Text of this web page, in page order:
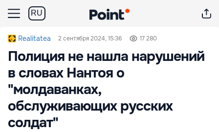
RU
Realitatea 2 сентября 2024, 15:36 17 280
Полиция не нашла нарушений
в словах Нантоя о
"молдаванках,
обслуживающих русских
солдат"